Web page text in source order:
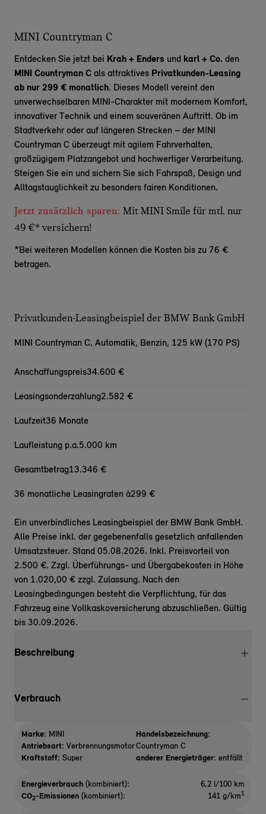
MINI Countryman C
Entdecken Sie jetzt bei Krah + Enders und karl + Co. den
MINI Countryman C als attraktives Privatkunden-Leasing
ab nur 299 € monatlich. Dieses Modell vereint den
unverwechselbaren MINI-Charakter mit modernem Komfort,
innovativer Technik und einem souveränen Auftritt. Ob im
Stadtverkehr oder auf längeren Strecken – der MINI
Countryman C überzeugt mit agilem Fahrverhalten,
großzügigem Platzangebot und hochwertiger Verarbeitung.
Steigen Sie ein und sichern Sie sich Fahrspaß, Design und
Alltagstauglichkeit zu besonders fairen Konditionen.
Jetzt zusätzlich sparen: Mit MINI Smile für mtl. nur
49 €* versichern!
*Bei weiteren Modellen können die Kosten bis zu 76 €
betragen.
Privatkunden-Leasingbeispiel der BMW Bank GmbH
MINI Countryman C, Automatik, Benzin, 125 kW (170 PS)
Anschaffungspreis34.600 €
Leasingsonderzahlung2.582 €
Laufzeit36 Monate
Laufleistung p.a.5.000 km
Gesamtbetrag13.346 €
36 monatliche Leasingraten à299 €
Ein unverbindliches Leasingbeispiel der BMW Bank GmbH.
Alle Preise inkl. der gegebenenfalls gesetzlich anfallenden
Umsatzsteuer. Stand 05.08.2026. Inkl. Preisvorteil von
2.500 €. Zzgl. Überführungs- und Übergabekosten in Höhe
von 1.020,00 € zzgl. Zulassung. Nach den
Leasingbedingungen besteht die Verpflichtung, für das
Fahrzeug eine Vollkaskoversicherung abzuschließen. Gültig
bis 30.09.2026.
Beschreibung
Verbrauch
Marke: MINI
Antriebsart: Verbrennungsmotor
Kraftstoff: Super
Handelsbezeichnung:
Countryman C
anderer Energieträger: entfällt
Energieverbrauch (kombiniert):
6,2 l/100 km
CO2-Emissionen (kombiniert): 141 g/km1